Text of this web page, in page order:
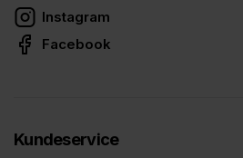
Instagram
Facebook
Kundeservice